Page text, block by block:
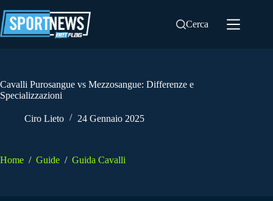
al
contenuto
Cerca
Cavalli Purosangue vs Mezzosangue: Differenze e
Specializzazioni
Ciro Lieto 24 Gennaio 2025
Home / Guide / Guida Cavalli